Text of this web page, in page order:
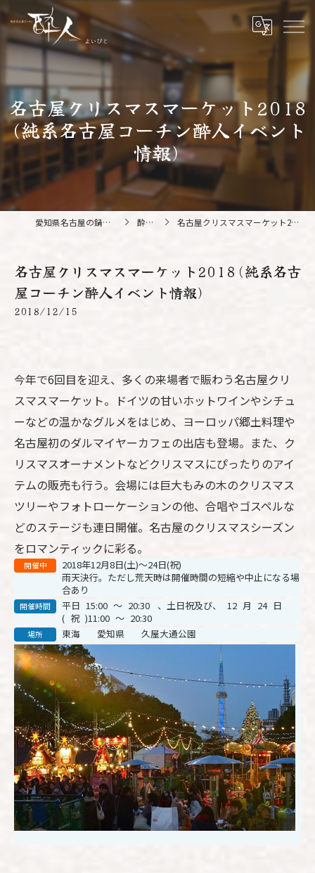
名古屋クリスマスマーケット2018
(純系名古屋コーチン酔人イベント
情報)
愛知県名古屋の鍋なら純系名古屋コーチン 酔人 酔人ブログ 名古屋クリスマスマーケット2018(純系名古屋コーチン酔人イベント情報)
名古屋クリスマスマーケット2018(純系名古
屋コーチン酔人イベント情報)
2018/12/15
今年で6回目を迎え、多くの来場者で賑わう名古屋クリ
スマスマーケット。ドイツの甘いホットワインやシチュ
ーなどの温かなグルメをはじめ、ヨーロッパ郷土料理や
名古屋初のダルマイヤーカフェの出店も登場。また、ク
リスマスオーナメントなどクリスマスにぴったりのアイ
テムの販売も行う。会場には巨大もみの木のクリスマス
ツリーやフォトローケーションの他、合唱やゴスペルな
どのステージも連日開催。名古屋のクリスマスシーズン
をロマンティックに彩る。
開催中
2018年12月8日(土)～24日(祝)
雨天決行。ただし荒天時は開催時間の短縮や中止になる場
合あり
開催時間 平日 15:00 ～ 20:30 、土日祝及び、 12 月 24 日
( 祝 )11:00 ～ 20:30
場所 東海 愛知県 久屋大通公園